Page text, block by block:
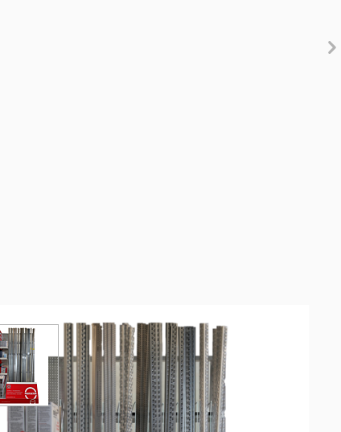
View larger image